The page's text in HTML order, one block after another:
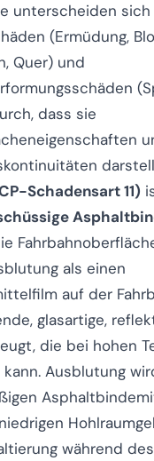
unterscheiden sich
(Ermüdung,
Quer) und
dass sie
Schadensart 11)
als einen
auf der
glasartige,
die bei hohen
Ausblutung
während